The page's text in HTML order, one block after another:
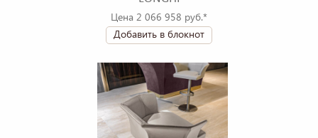
Цена 2 066 958 руб.*
Добавить в блокнот